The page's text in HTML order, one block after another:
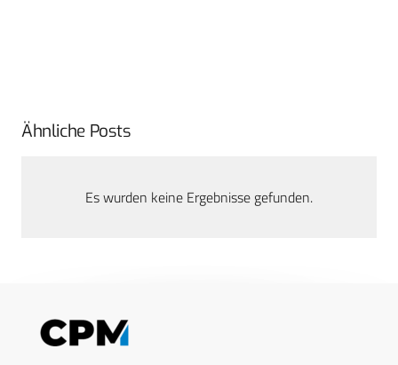
Ähnliche Posts
Es wurden keine Ergebnisse gefunden.